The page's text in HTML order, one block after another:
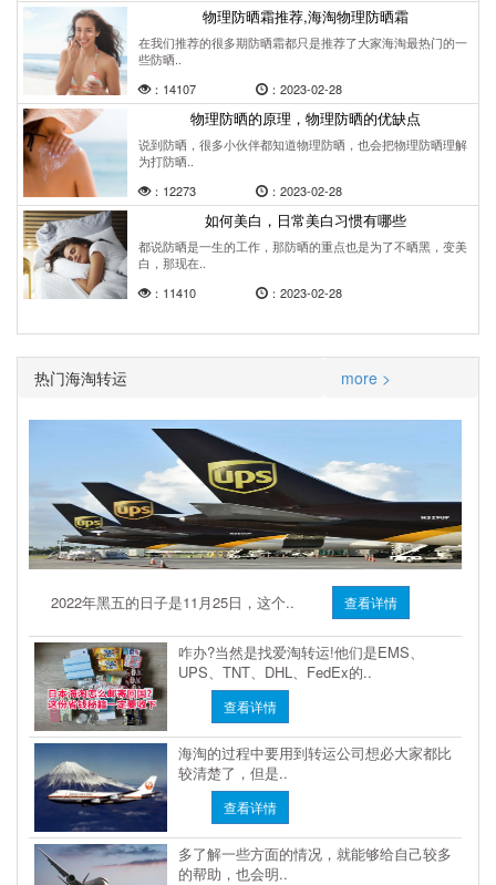
物理防晒霜推荐,海淘物理防晒霜
在我们推荐的很多期防晒霜都只是推荐了大家海淘最热门的一
些防晒..
：14107
：2023-02-28
物理防晒的原理，物理防晒的优缺点
说到防晒，很多小伙伴都知道物理防晒，也会把物理防晒理解
为打防晒..
：12273
：2023-02-28
如何美白，日常美白习惯有哪些
都说防晒是一生的工作，那防晒的重点也是为了不晒黑，变美
白，那现在..
：11410
：2023-02-28
热门海淘转运 more >
2022年黑五的日子是11月25日，这个.. 查看详情
咋办?当然是找爱淘转运!他们是EMS、
UPS、TNT、DHL、FedEx的..
查看详情
海淘的过程中要用到转运公司想必大家都比
较清楚了，但是..
查看详情
多了解一些方面的情况，就能够给自己较多
的帮助，也会明..